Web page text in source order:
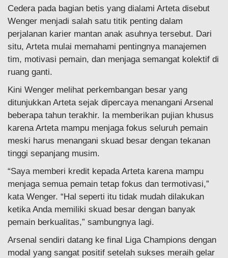
Cedera pada bagian betis yang dialami Arteta disebut
Wenger menjadi salah satu titik penting dalam
perjalanan karier mantan anak asuhnya tersebut. Dari
situ, Arteta mulai memahami pentingnya manajemen
tim, motivasi pemain, dan menjaga semangat kolektif di
ruang ganti.
Kini Wenger melihat perkembangan besar yang
ditunjukkan Arteta sejak dipercaya menangani Arsenal
beberapa tahun terakhir. Ia memberikan pujian khusus
karena Arteta mampu menjaga fokus seluruh pemain
meski harus menangani skuad besar dengan tekanan
tinggi sepanjang musim.
“Saya memberi kredit kepada Arteta karena mampu
menjaga semua pemain tetap fokus dan termotivasi,”
kata Wenger. “Hal seperti itu tidak mudah dilakukan
ketika Anda memiliki skuad besar dengan banyak
pemain berkualitas,” sambungnya lagi.
Arsenal sendiri datang ke final Liga Champions dengan
modal yang sangat positif setelah sukses meraih gelar